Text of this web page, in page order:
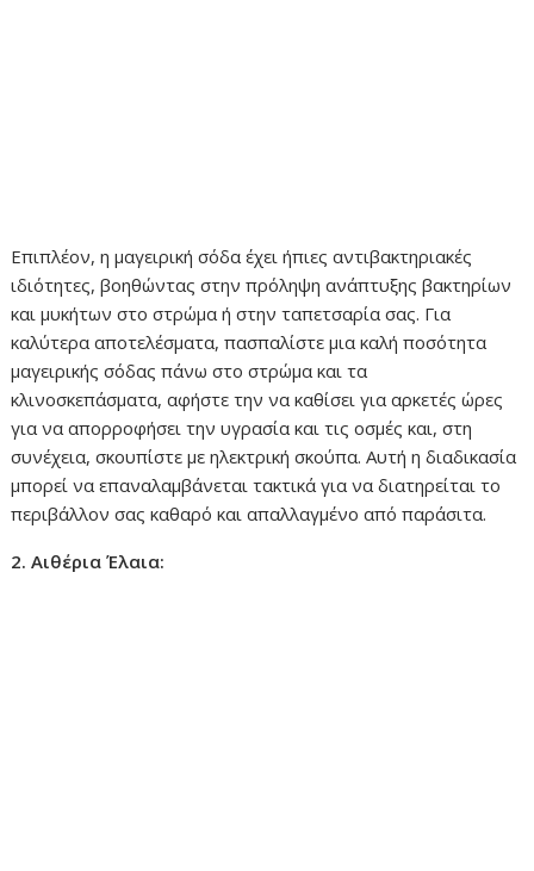
Επιπλέον, η μαγειρική σόδα έχει ήπιες αντιβακτηριακές
ιδιότητες, βοηθώντας στην πρόληψη ανάπτυξης βακτηρίων
και μυκήτων στο στρώμα ή στην ταπετσαρία σας. Για
καλύτερα αποτελέσματα, πασπαλίστε μια καλή ποσότητα
μαγειρικής σόδας πάνω στο στρώμα και τα
κλινοσκεπάσματα, αφήστε την να καθίσει για αρκετές ώρες
για να απορροφήσει την υγρασία και τις οσμές και, στη
συνέχεια, σκουπίστε με ηλεκτρική σκούπα. Αυτή η διαδικασία
μπορεί να επαναλαμβάνεται τακτικά για να διατηρείται το
περιβάλλον σας καθαρό και απαλλαγμένο από παράσιτα.
2. Αιθέρια Έλαια: